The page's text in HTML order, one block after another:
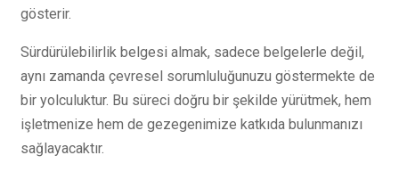
gösterir.
Sürdürülebilirlik belgesi almak, sadece belgelerle değil,
aynı zamanda çevresel sorumluluğunuzu göstermekte de
bir yolculuktur. Bu süreci doğru bir şekilde yürütmek, hem
işletmenize hem de gezegenimize katkıda bulunmanızı
sağlayacaktır.